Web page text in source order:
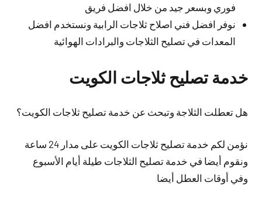
فوري وبسعر جيد من خلال افضل فريق
نوفر افضل فني اصلاح ثلاجات الرابية ونستخدم افضل
المعدات في تصليح الثلاجات والبرادات الهوائية
خدمة تصليح ثلاجات الكويت
هل تعطلت الثلاجة وتبحث عن خدمة تصليح ثلاجات الكويت؟
نؤمن لكم خدمة تصليح ثلاجات الكويت على مدار 24 ساعة
ونقوم أيضا في خدمة تصليح الثلاجات طيلة أيام الأسبوع
وفي أوقات العطل أيضا